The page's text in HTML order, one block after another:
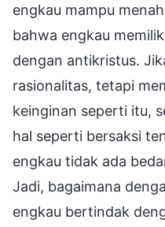
engkau mampu
bahwa engkau
dengan antikristus.
rasionalitas, tetapi
keinginan seperti itu,
hal seperti bersaksi
engkau tidak ada
Jadi, bagaimana
engkau bertindak